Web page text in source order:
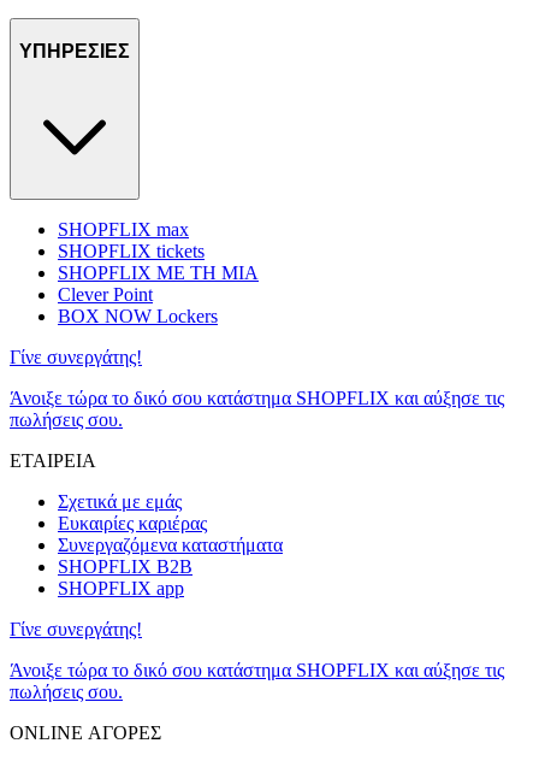
ΥΠΗΡΕΣΙΕΣ
SHOPFLIX max
SHOPFLIX tickets
SHOPFLIX ΜΕ ΤΗ ΜΙΑ
Clever Point
BOX NOW Lockers
Γίνε συνεργάτης!
Άνοιξε τώρα το δικό σου κατάστημα SHOPFLIX και αύξησε τις
πωλήσεις σου.
ΕΤΑΙΡΕΙΑ
Σχετικά με εμάς
Ευκαιρίες καριέρας
Συνεργαζόμενα καταστήματα
SHOPFLIX B2B
SHOPFLIX app
Γίνε συνεργάτης!
Άνοιξε τώρα το δικό σου κατάστημα SHOPFLIX και αύξησε τις
πωλήσεις σου.
ONLINE ΑΓΟΡΕΣ